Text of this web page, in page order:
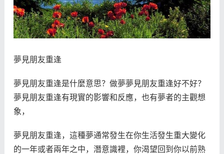
八字命理 八字合婚 運勢測算
夢見朋友重逢
夢見朋友重逢是什麼意思？做夢夢見朋友重逢好不好？
夢見朋友重逢有現實的影響和反應，也有夢者的主觀想
象，
夢見朋友重逢，這種夢通常發生在你生活發生重大變化
的一年或者兩年之中，潛意識裡，你渴望回到你以前熟